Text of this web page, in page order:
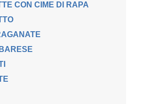
CON CIME DI RAPA